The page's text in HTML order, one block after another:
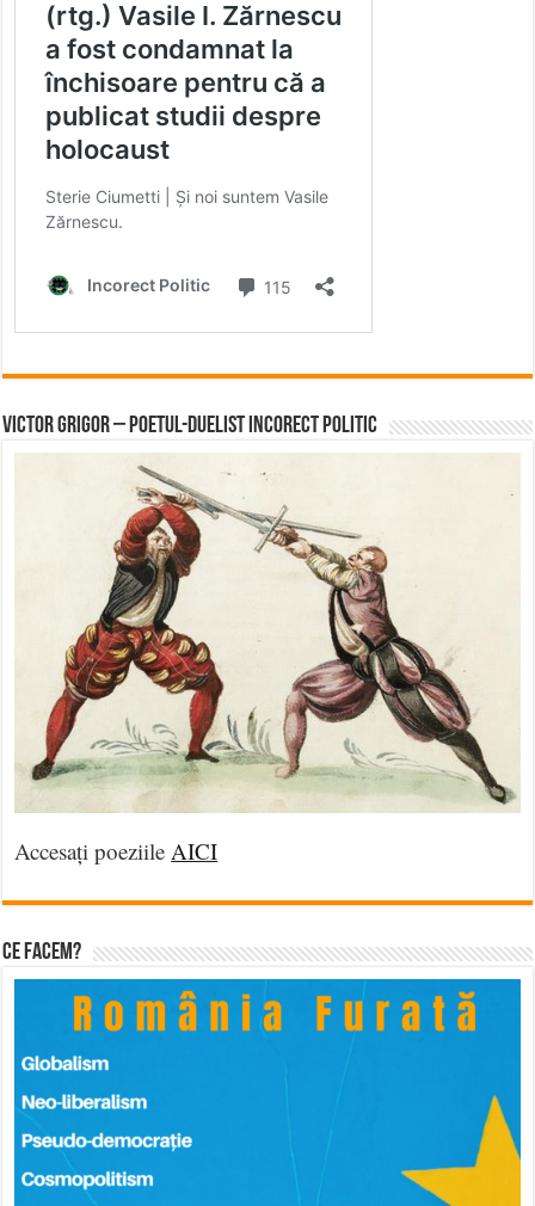
Victor Grigor – Poetul-Duelist Incorect Politic
Accesați poeziile AICI
Ce facem?